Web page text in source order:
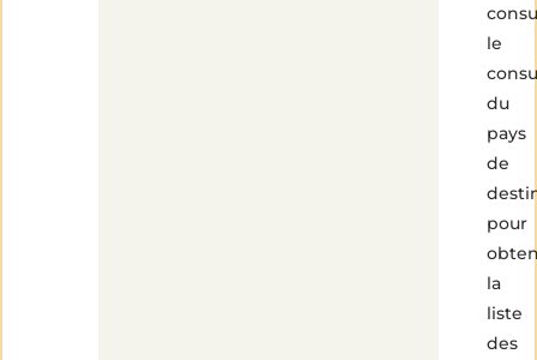
le
du
pays
de
pour
la
liste
des